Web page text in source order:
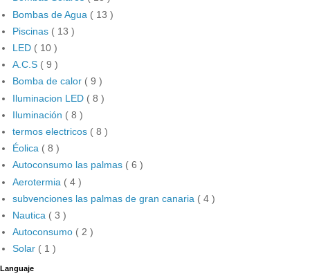
Bombas de Agua ( 13 )
Piscinas ( 13 )
LED ( 10 )
A.C.S ( 9 )
Bomba de calor ( 9 )
Iluminacion LED ( 8 )
Iluminación ( 8 )
termos electricos ( 8 )
Éolica ( 8 )
Autoconsumo las palmas ( 6 )
Aerotermia ( 4 )
subvenciones las palmas de gran canaria ( 4 )
Nautica ( 3 )
Autoconsumo ( 2 )
Solar ( 1 )
Languaje